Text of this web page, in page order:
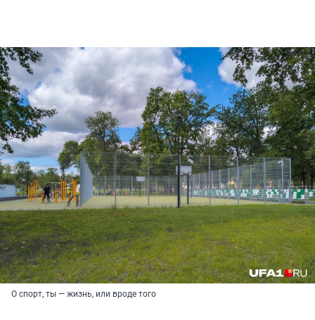
О спорт, ты — жизнь, или вроде того